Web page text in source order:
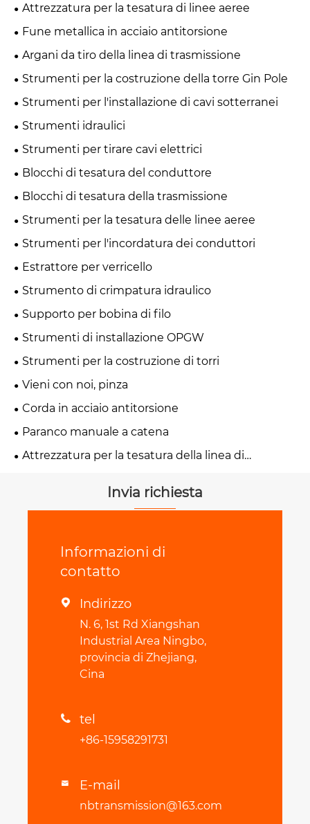
Attrezzatura per la tesatura di linee aeree
Fune metallica in acciaio antitorsione
Argani da tiro della linea di trasmissione
Strumenti per la costruzione della torre Gin Pole
Strumenti per l'installazione di cavi sotterranei
Strumenti idraulici
Strumenti per tirare cavi elettrici
Blocchi di tesatura del conduttore
Blocchi di tesatura della trasmissione
Strumenti per la tesatura delle linee aeree
Strumenti per l'incordatura dei conduttori
Estrattore per verricello
Strumento di crimpatura idraulico
Supporto per bobina di filo
Strumenti di installazione OPGW
Strumenti per la costruzione di torri
Vieni con noi, pinza
Corda in acciaio antitorsione
Paranco manuale a catena
Attrezzatura per la tesatura della linea di
Invia richiesta
Informazioni di
contatto
 Indirizzo
N. 6, 1st Rd Xiangshan
Industrial Area Ningbo,
provincia di Zhejiang,
Cina
 tel
+86-15958291731
 E-mail
nbtransmission@163.com